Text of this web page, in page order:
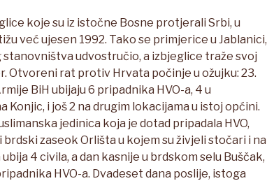
koje su iz istočne Bosne protjerali Srbi, u
već ujesen 1992. Tako se primjerice u Jablanici,
stanovništva udvostručio, a izbjeglice traže svoj
Otvoreni rat protiv Hrvata počinje u ožujku: 23.
BiH ubijaju 6 pripadnika HVO-a, 4 u
Konjic, i još 2 na drugim lokacijama u istoj općini.
jedinica koja je dotad pripadala HVO,
brdski zaseok Orlišta u kojem su živjeli stočari i na
4 civila, a dan kasnije u brdskom selu Buščak,
HVO-a. Dvadeset dana poslije, istoga